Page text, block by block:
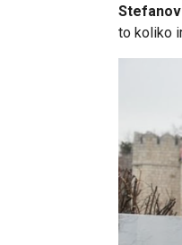
to koliko